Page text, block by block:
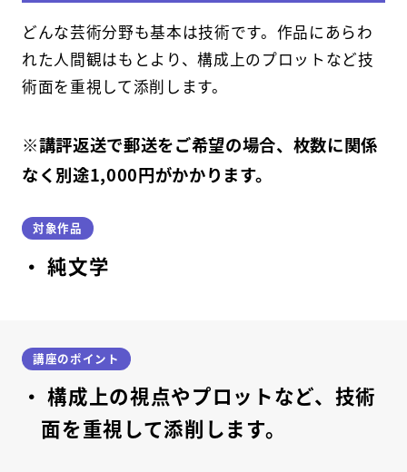
ニュース
資料請求／お問い合わせ
オンライン課題提出
どんな芸術分野も基本は技術です。作品にあらわ
れた人間観はもとより、構成上のプロットなど技
術面を重視して添削します。
※講評返送で郵送をご希望の場合、枚数に関係
なく別途1,000円がかかります。
対象作品
純文学
講座のポイント
構成上の視点やプロットなど、技術
面を重視して添削します。